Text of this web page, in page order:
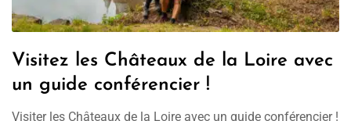
Visitez les Châteaux de la Loire avec
un guide conférencier !
Visiter les Châteaux de la Loire avec un guide conférencier !